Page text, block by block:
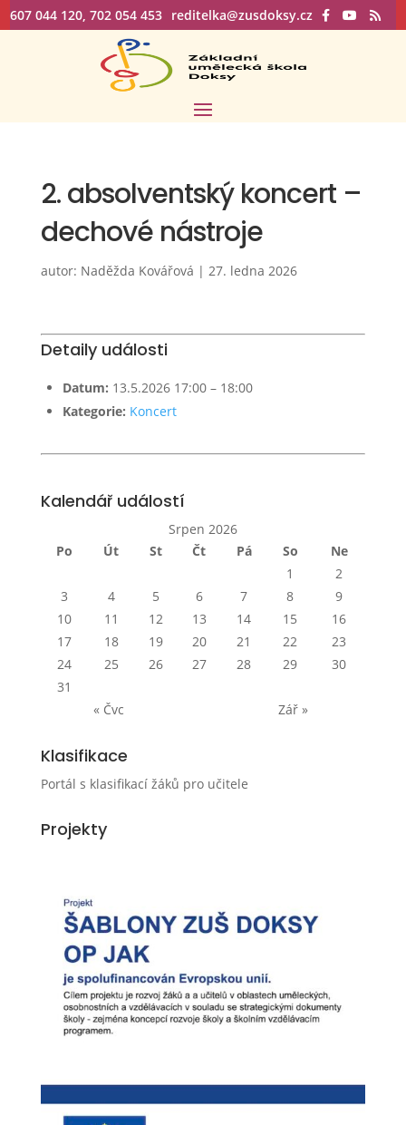
607 044 120, 702 054 453 reditelka@zusdoksy.cz
2. absolventský koncert –
dechové nástroje
autor: Naděžda Kovářová | 27. ledna 2026
Detaily události
Datum: 13.5.2026 17:00– 18:00
Kategorie: Koncert
Kalendář událostí
Srpen 2026
Po
Út St Čt Pá So
Ne
1
2
3
4 5 6 7 8
9
10
11 12 13 14 15
16
17
18 19 20 21 22
23
24
25 26 27 28 29
30
31
« Čvc
Zář »
Klasifikace
Portál s klasifikací žáků pro učitele
Projekty